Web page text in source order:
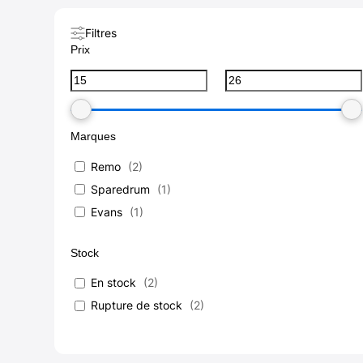
Filtres
Prix
Marques
Remo (2)
Sparedrum
(1)
Evans
(1)
Stock
En stock (2)
Rupture de stock
(2)